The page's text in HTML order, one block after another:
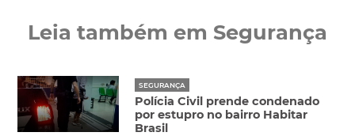
Leia também em Segurança
SEGURANÇA
Polícia Civil prende condenado
por estupro no bairro Habitar
Brasil